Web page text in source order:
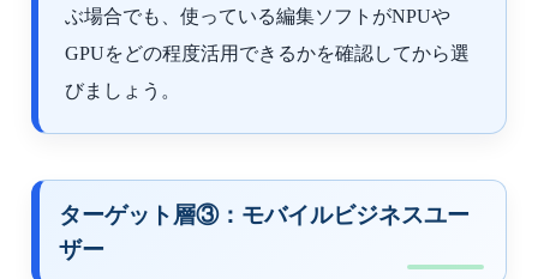
ぶ場合でも、使っている編集ソフトがNPUや
GPUをどの程度活用できるかを確認してから選
びましょう。
ターゲット層③：モバイルビジネスユー
ザー